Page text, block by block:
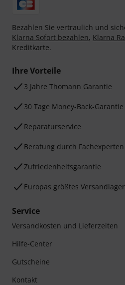
Bezahlen Sie vertraulich und
Klarna Sofort bezahlen, Klarna
Kreditkarte.
Ihre Vorteile
3 Jahre Thomann Garantie
30 Tage Money-Back-Garantie
Reparaturservice
Beratung durch Fachexperten
Zufriedenheitsgarantie
Europas größtes Versandlager
Service
Versandkosten und Lieferzeiten
Hilfe-Center
Gutscheine
Kontakt